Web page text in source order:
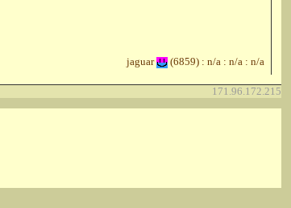
jaguar (6859) : n/a : n/a : n/a
171.96.172.215